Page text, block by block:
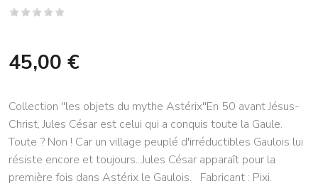
45,00 €
Collection ''les objets du mythe Astérix''En 50 avant Jésus-
Christ, Jules César est celui qui a conquis toute la Gaule.
Toute ? Non ! Car un village peuplé d'irréductibles Gaulois lui
résiste encore et toujours...Jules César apparaît pour la
première fois dans Astérix le Gaulois. Fabricant : Pixi.